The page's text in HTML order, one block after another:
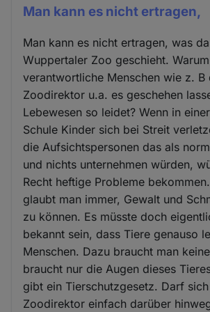
Man kann es nicht ertragen,
Man kann es nicht ertragen, was
Wuppertaler Zoo geschieht.
verantwortliche Menschen wie z. B
Zoodirektor u.a. es geschehen
Lebewesen so leidet? Wenn in
Schule Kinder sich bei Streit
die Aufsichtspersonen das als
und nichts unternehmen würden,
Recht heftige Probleme
glaubt man immer, Gewalt und
zu können. Es müsste doch
bekannt sein, dass Tiere genauso
Menschen. Dazu braucht man
braucht nur die Augen dieses
gibt ein Tierschutzgesetz. Darf
Zoodirektor einfach darüber